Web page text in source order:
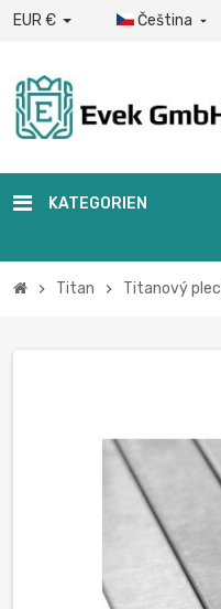
EUR € Čeština 
KATEGORIEN
chevron_right Titan chevron_right Titanový